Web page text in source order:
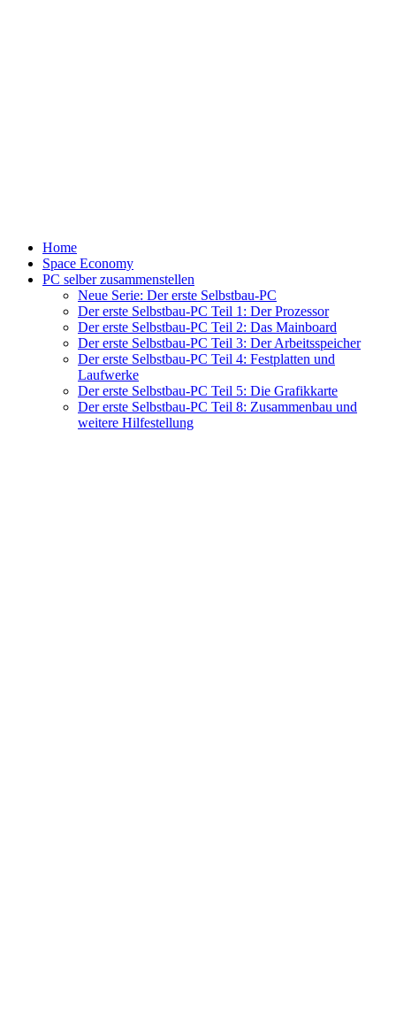
Home
Space Economy
PC selber zusammenstellen
Neue Serie: Der erste Selbstbau-PC
Der erste Selbstbau-PC Teil 1: Der Prozessor
Der erste Selbstbau-PC Teil 2: Das Mainboard
Der erste Selbstbau-PC Teil 3: Der Arbeitsspeicher
Der erste Selbstbau-PC Teil 4: Festplatten und
Laufwerke
Der erste Selbstbau-PC Teil 5: Die Grafikkarte
Der erste Selbstbau-PC Teil 8: Zusammenbau und
weitere Hilfestellung